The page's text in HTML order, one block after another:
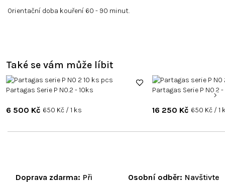
Doprava zdarma: Při
Osobní odběr: Navštivte
Orientační doba kouření 60 - 90 minut.
Také se vám může líbit
Partagas Serie P NO.2 - 10ks
6 500 Kč Měrná
650 Kč / 1 ks
Partagas Serie P NO.2
16 250 Kč Měrná
650 Kč / 1